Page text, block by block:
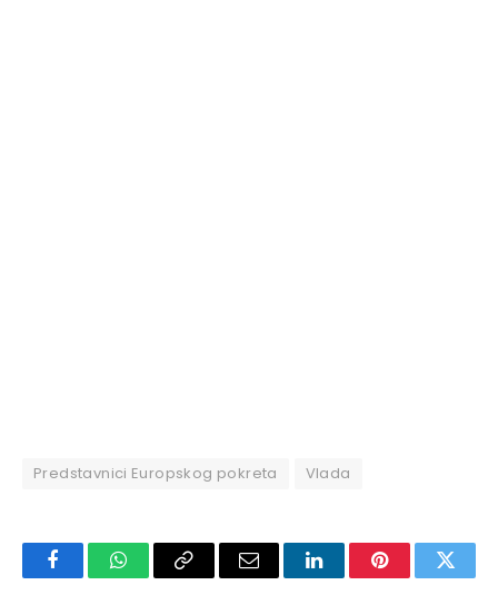
Predstavnici Europskog pokreta Vlada
FacebookWhatsAppCopy Email LinkedInPinterest